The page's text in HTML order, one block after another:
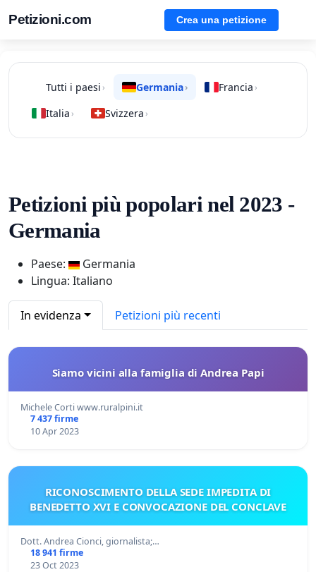
Petizioni.com Crea una petizione
Tutti i paesi › Germania› Francia ›
Italia › Svizzera ›
Petizioni più popolari nel 2023 -
Germania
Paese:
Germania
Lingua: Italiano
In evidenza Petizioni più recenti
Siamo vicini alla famiglia di Andrea Papi
Michele Corti www.ruralpini.it
7 437 firme
10 Apr 2023
RICONOSCIMENTO DELLA SEDE IMPEDITA DI
BENEDETTO XVI E CONVOCAZIONE DEL CONCLAVE
Dott. Andrea Cionci, giornalista;…
18 941 firme
23 Oct 2023